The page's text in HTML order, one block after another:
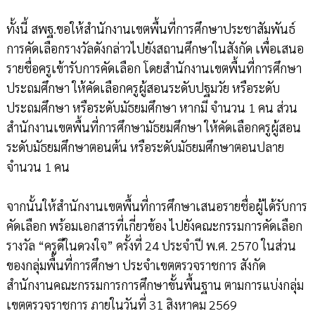
ทั้งนี้ สพฐ.ขอให้สำนักงานเขตพื้นที่การศึกษาประชาสัมพันธ์
การคัดเลือกรางวัลดังกล่าวไปยังสถานศึกษาในสังกัด เพื่อเสนอ
รายชื่อครูเข้ารับการคัดเลือก โดยสำนักงานเขตพื้นที่การศึกษา
ประถมศึกษา ให้คัดเลือกครูผู้สอนระดับปฐมวัย หรือระดับ
ประถมศึกษา หรือระดับมัธยมศึกษา หากมี จำนวน 1 คน ส่วน
สำนักงานเขตพื้นที่การศึกษามัธยมศึกษา ให้คัดเลือกครูผู้สอน
ระดับมัธยมศึกษาตอนต้น หรือระดับมัธยมศึกษาตอนปลาย
จำนวน 1 คน
จากนั้นให้สำนักงานเขตพื้นที่การศึกษาเสนอรายชื่อผู้ได้รับการ
คัดเลือก พร้อมเอกสารที่เกี่ยวข้อง ไปยังคณะกรรมการคัดเลือก
รางวัล “ครูดีในดวงใจ” ครั้งที่ 24 ประจำปี พ.ศ. 2570 ในส่วน
ของกลุ่มพื้นที่การศึกษา ประจำเขตตรวจราชการ สังกัด
สำนักงานคณะกรรมการการศึกษาขั้นพื้นฐาน ตามการแบ่งกลุ่ม
เขตตรวจราชการ ภายในวันที่ 31 สิงหาคม 2569